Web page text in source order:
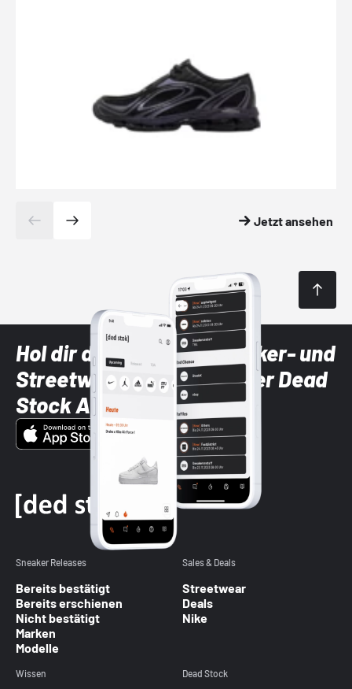
Jetzt ansehen
Hol dir die neuesten Sneaker- und
Streetwear-Brands mit der Dead
Stock App
Sneaker Releases
Bereits bestätigt
Bereits erschienen
Nicht bestätigt
Marken
Modelle
Sales & Deals
Streetwear
Deals
Nike
Wissen Dead Stock